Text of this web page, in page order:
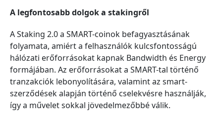
A legfontosabb dolgok a stakingről
A Staking 2.0 a SMART-coinok befagyasztásának
folyamata, amiért a felhasználók kulcsfontosságú
hálózati erőforrásokat kapnak Bandwidth és Energy
formájában. Az erőforrásokat a SMART-tal történő
tranzakciók lebonyolítására, valamint az smart-
szerződések alapján történő cselekvésre használják,
így a művelet sokkal jövedelmezőbbé válik.